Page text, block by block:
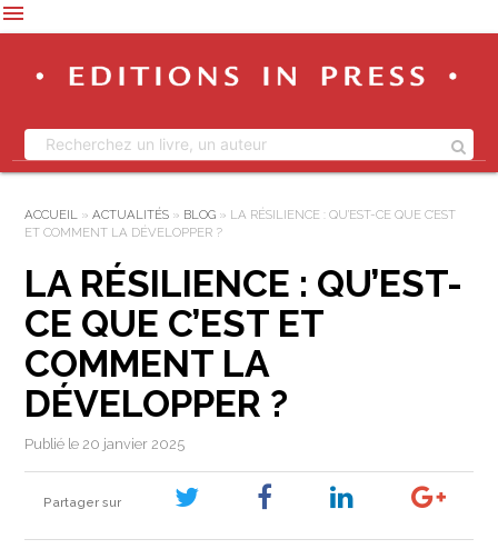
menu
ACCUEIL » ACTUALITÉS» BLOG» LA RÉSILIENCE : QU’EST-CE QUE C’EST
ET COMMENT LA DÉVELOPPER ?
LA RÉSILIENCE : QU’EST-
CE QUE C’EST ET
COMMENT LA
DÉVELOPPER ?
Publié le 20 janvier 2025
Partager sur